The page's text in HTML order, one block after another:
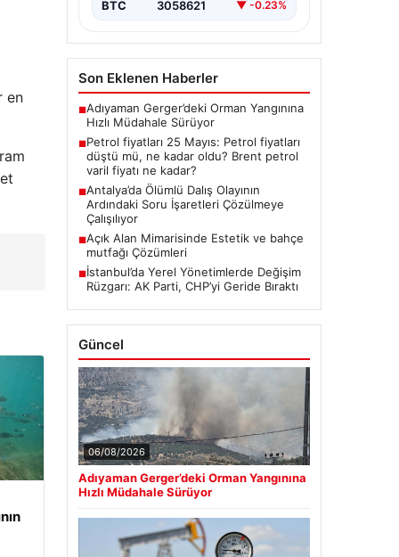
en
BTC 3058621 ▼ -0.23%
Son Eklenen Haberler
■Adıyaman Gerger’deki Orman Yangınına
Hızlı Müdahale Sürüyor
■Petrol fiyatları 25 Mayıs: Petrol fiyatları
düştü mü, ne kadar oldu? Brent petrol
varil fiyatı ne kadar?
■Antalya’da Ölümlü Dalış Olayının
Ardındaki Soru İşaretleri Çözülmeye
Çalışılıyor
■Açık Alan Mimarisinde Estetik ve bahçe
mutfağı Çözümleri
■İstanbul’da Yerel Yönetimlerde Değişim
Rüzgarı: AK Parti, CHP’yi Geride Bıraktı
Güncel
06/08/2026
Adıyaman Gerger’deki Orman Yangınına
Hızlı Müdahale Sürüyor